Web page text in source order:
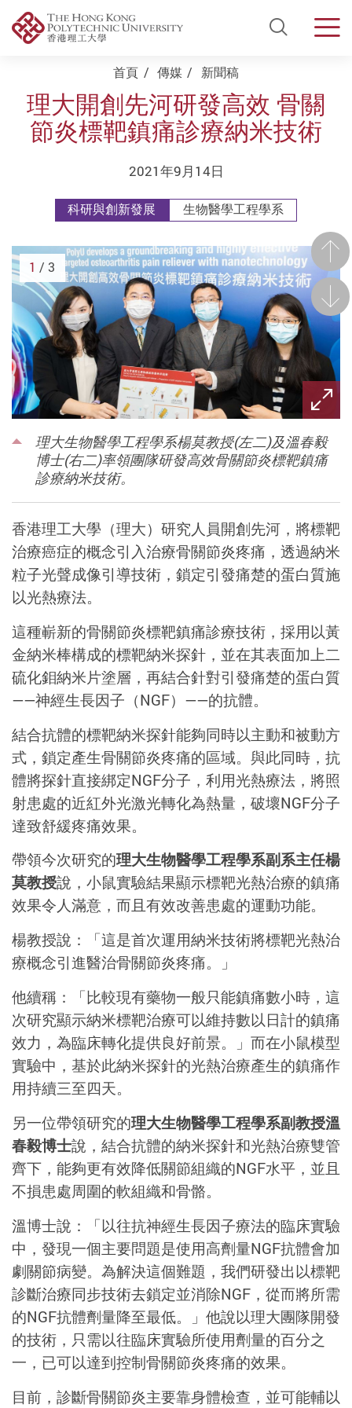
Open
Start main content首頁 傳媒 新聞稿
理大開創先河研發高效 骨關
節炎標靶鎮痛診療納米技術
2021年9月14日
科研與創新發展 生物醫學工程學系
前
理大生物醫學工程學系楊莫教授(左二)及溫春毅
博士(右二)率領團隊研發高效骨關節炎標靶鎮痛
診療納米技術。
後一
1 / 3
香港理工大學（理大）研究人員開創先河，將標靶
治療癌症的概念引入治療骨關節炎疼痛，透過納米
粒子光聲成像引導技術，鎖定引發痛楚的蛋白質施
以光熱療法。
這種嶄新的骨關節炎標靶鎮痛診療技術，採用以黃
金納米棒構成的標靶納米探針，並在其表面加上二
硫化鉬納米片塗層，再結合針對引發痛楚的蛋白質
——神經生長因子（NGF）——的抗體。
結合抗體的標靶納米探針能夠同時以主動和被動方
式，鎖定產生骨關節炎疼痛的區域。與此同時，抗
體將探針直接綁定NGF分子，利用光熱療法，將照
射患處的近紅外光激光轉化為熱量，破壞NGF分子
達致舒緩疼痛效果。
帶領今次研究的理大生物醫學工程學系副系主任楊
莫教授說，小鼠實驗結果顯示標靶光熱治療的鎮痛
效果令人滿意，而且有效改善患處的運動功能。
楊教授說：「這是首次運用納米技術將標靶光熱治
療概念引進醫治骨關節炎疼痛。」
他續稱：「比較現有藥物一般只能鎮痛數小時，這
次研究顯示納米標靶治療可以維持數以日計的鎮痛
效力，為臨床轉化提供良好前景。」而在小鼠模型
實驗中，基於此納米探針的光熱治療產生的鎮痛作
用持續三至四天。
另一位帶領研究的理大生物醫學工程學系副教授溫
春毅博士說，結合抗體的納米探針和光熱治療雙管
齊下，能夠更有效降低關節組織的NGF水平，並且
不損患處周圍的軟組織和骨骼。
溫博士說：「以往抗神經生長因子療法的臨床實驗
中，發現一個主要問題是使用高劑量NGF抗體會加
劇關節病變。為解決這個難題，我們研發出以標靶
診斷治療同步技術去鎖定並消除NGF，從而將所需
的NGF抗體劑量降至最低。」他說以理大團隊開發
的技術，只需以往臨床實驗所使用劑量的百分之
一，已可以達到控制骨關節炎疼痛的效果。
目前，診斷骨關節炎主要靠身體檢查，並可能輔以